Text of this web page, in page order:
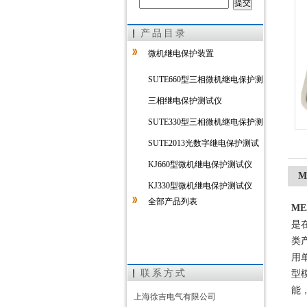
上海徐吉电气有限公司
产品目录
微机继电保护装置
SUTE660型三相微机继电保护测
三相继电保护测试仪
SUTE330型三相微机继电保护测
SUTE2013光数字继电保护测试
KJ660型微机继电保护测试仪
KJ330型微机继电保护测试仪
全部产品列表
联系方式
上海徐吉电气有限公司
是
类
用
型
能